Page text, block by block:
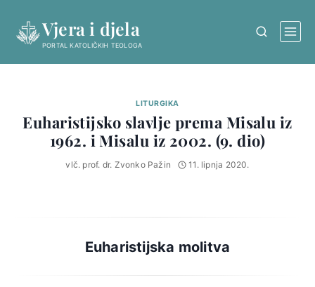
content
Vjera i djela
PORTAL KATOLIČKIH TEOLOGA
LITURGIKA
Euharistijsko slavlje prema Misalu iz
1962. i Misalu iz 2002. (9. dio)
vlč. prof. dr. Zvonko Pažin 11. lipnja 2020.
Euharistijska molitva